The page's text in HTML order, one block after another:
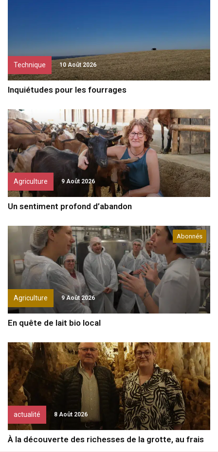
Technique 10 Août 2026
Inquiétudes pour les fourrages
Agriculture 9 Août 2026
Un sentiment profond d’abandon
Agriculture
Abonnés
9 Août 2026
En quête de lait bio local
actualité 8 Août 2026
À la découverte des richesses de la grotte, au frais